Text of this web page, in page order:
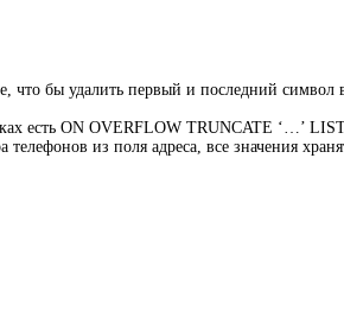
что бы удалить первый и последний символ
есть ON OVERFLOW TRUNCATE ‘…’
из поля адреса, все значения